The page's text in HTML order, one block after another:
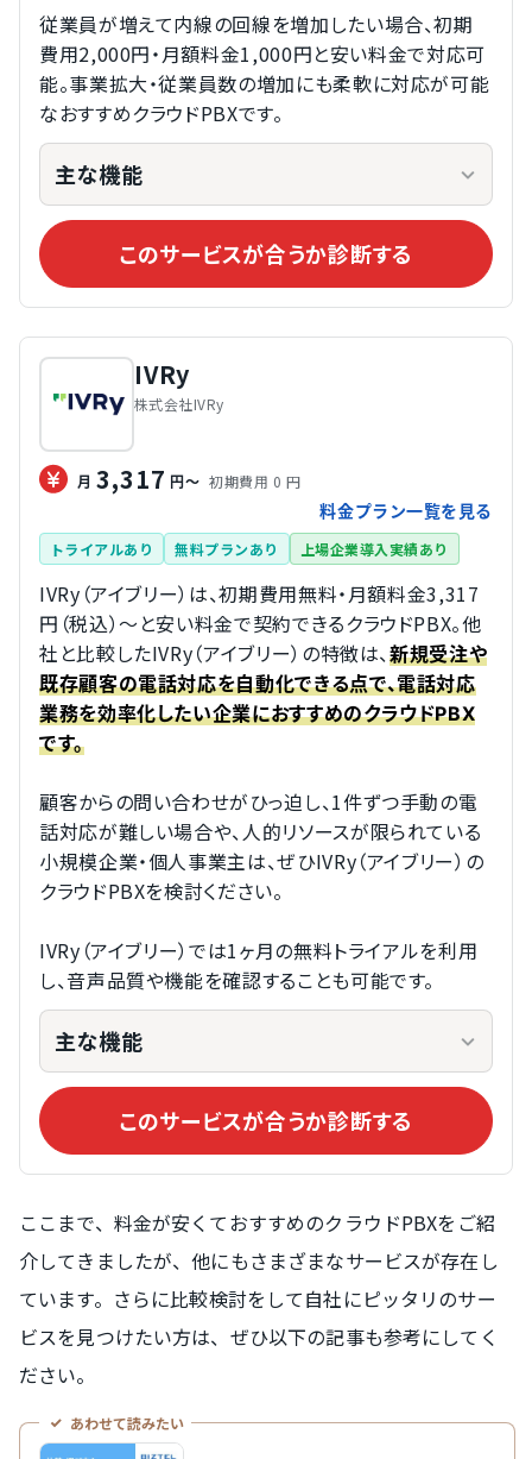
従業員が増えて内線の回線を増加したい場合、初期
費用2,000円・月額料金1,000円と安い料金で対応可
能。事業拡大・従業員数の増加にも柔軟に対応が可能
なおすすめクラウドPBXです。
主な機能
このサービスが合うか診断する
IVRy
株式会社IVRy
月 3,317 円〜 初期費用 0 円
料金プラン一覧を見る
トライアルあり
無料プランあり 上場企業導入実績あり
IVRy（アイブリー）は、初期費用無料・月額料金3,317
円（税込）～と安い料金で契約できるクラウドPBX。他
社と比較したIVRy（アイブリー）の特徴は、新規受注や
既存顧客の電話対応を自動化できる点で、電話対応
業務を効率化したい企業におすすめのクラウドPBX
です。
顧客からの問い合わせがひっ迫し、1件ずつ手動の電
話対応が難しい場合や、人的リソースが限られている
小規模企業・個人事業主は、ぜひIVRy（アイブリー）の
クラウドPBXを検討ください。
IVRy（アイブリー）では1ヶ月の無料トライアルを利用
し、音声品質や機能を確認することも可能です。
主な機能
このサービスが合うか診断する
ここまで、料金が安くておすすめのクラウドPBXをご紹
介してきましたが、他にもさまざまなサービスが存在し
ています。さらに比較検討をして自社にピッタリのサー
ビスを見つけたい方は、ぜひ以下の記事も参考にしてく
ださい。
あわせて読みたい